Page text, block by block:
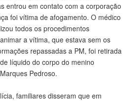
entrou em contato com a corporação
foi vítima de afogamento. O médico
todos os procedimentos
a vítima, que estava sem os
repassadas a PM, foi retirada
líquido do corpo do menino
Pedroso.
familiares disseram que em